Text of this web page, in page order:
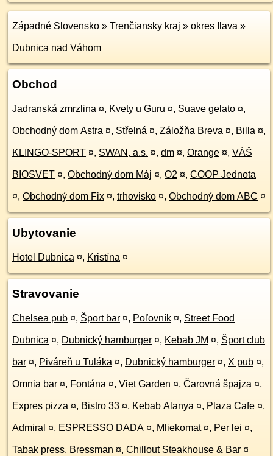
Západné Slovensko » Trenčiansky kraj » okres Ilava »
Dubnica nad Váhom
Obchod
Jadranská zmrzlina ¤, Kvety u Guru ¤, Suave gelato ¤,
Obchodný dom Astra ¤, Střelná ¤, Záložňa Breva ¤, Billa ¤,
KLINGO-SPORT ¤, SWAN, a.s. ¤, dm ¤, Orange ¤, VÁŠ
BIOSVET ¤, Obchodný dom Máj ¤, O2 ¤, COOP Jednota
¤, Obchodný dom Fix ¤, trhovisko ¤, Obchodný dom ABC ¤
Ubytovanie
Hotel Dubnica ¤, Kristína ¤
Stravovanie
Chelsea pub ¤, Šport bar ¤, Poľovník ¤, Street Food
Dubnica ¤, Dubnický hamburger ¤, Kebab JM ¤, Šport club
bar ¤, Piváreň u Tuláka ¤, Dubnický hamburger ¤, X pub ¤,
Omnia bar ¤, Fontána ¤, Viet Garden ¤, Čarovná špajza ¤,
Expres pizza ¤, Bistro 33 ¤, Kebab Alanya ¤, Plaza Cafe ¤,
Admiral ¤, ESPRESSO DADA ¤, Mliekomat ¤, Per lei ¤,
Tabak press, Bressman ¤, Chillout Steakhouse & Bar ¤